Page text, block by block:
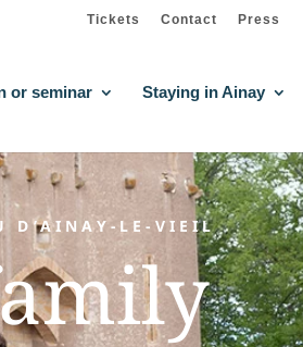
Tickets Contact Press
or seminar Staying in Ainay
D’AINAY-LE-VIEIL